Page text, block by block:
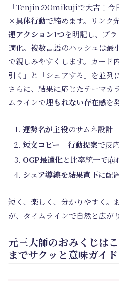
「TenjinのOmikujiで大吉！今
×具体行動で締めます。リンク
運アクション1つを明記し、プ
適化。複数言語のハッシュは最
で親しみやすくします。カード
引く」と「シェアする」を並列に
さらに、結果に応じたテーマカ
ムラインで埋もれない存在感を
運勢名が主役のサムネ設計
短文コピー＋行動提案で反
OGP最適化と比率統一で崩
シェア導線を結果直下に配
短く、楽しく、分かりやすく。
が、タイムラインで自然と広が
元三大師のおみくじは
までサクッと意味ガイド